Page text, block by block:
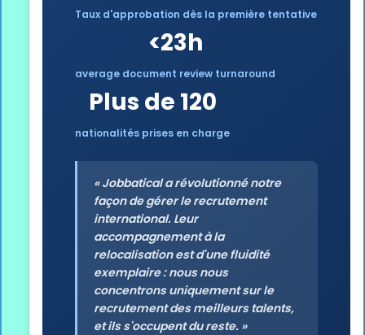
Taux d'approbation dès la première tentative
<23h
average document review turnaround
Plus de 120
nationalités prises en charge
« Jobbatical a révolutionné notre
façon de gérer le recrutement
international. Leur
accompagnement à la
relocalisation est d'une fluidité
exemplaire : nous nous
concentrons uniquement sur le
recrutement des meilleurs talents,
et ils s'occupent du reste. »